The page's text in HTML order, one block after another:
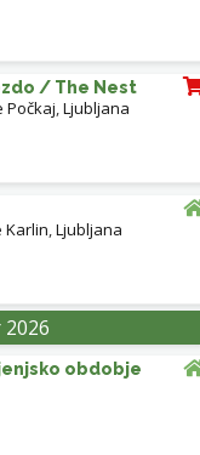
/ The Nest
Počkaj,Ljubljana
Karlin,Ljubljana
obdobje